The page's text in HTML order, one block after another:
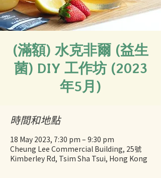
(滿額) 水克非爾 (益生
菌) DIY 工作坊 (2023
年5月)
時間和地點
18 May 2023, 7:30 pm – 9:30 pm
Cheung Lee Commercial Building, 25號
Kimberley Rd, Tsim Sha Tsui, Hong Kong